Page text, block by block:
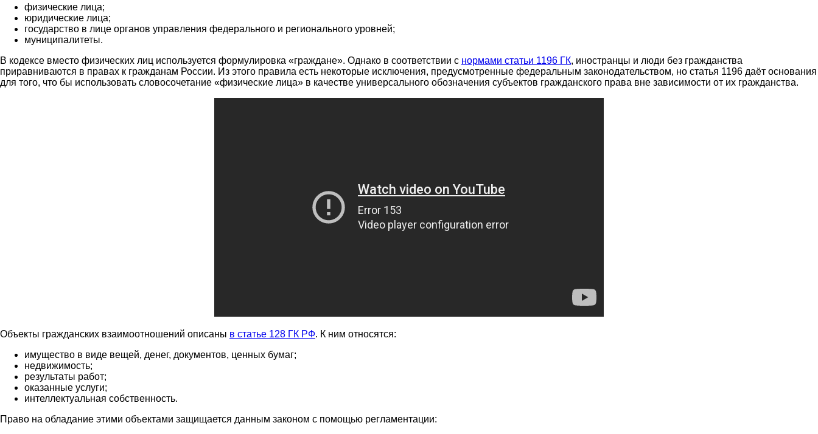
физические лица;
юридические лица;
государство в лице органов управления федерального и регионального уровней;
муниципалитеты.
В кодексе вместо физических лиц используется формулировка «граждане». Однако в соответствии с нормами статьи 1196 ГК, иностранцы и люди без гражданства
приравниваются в правах к гражданам России. Из этого правила есть некоторые исключения, предусмотренные федеральным законодательством, но статья 1196 даёт основания
для того, что бы использовать словосочетание «физические лица» в качестве универсального обозначения субъектов гражданского права вне зависимости от их гражданства.
Объекты гражданских взаимоотношений описаны в статье 128 ГК РФ. К ним относятся:
имущество в виде вещей, денег, документов, ценных бумаг;
недвижимость;
результаты работ;
оказанные услуги;
интеллектуальная собственность.
Право на обладание этими объектами защищается данным законом с помощью регламентации: